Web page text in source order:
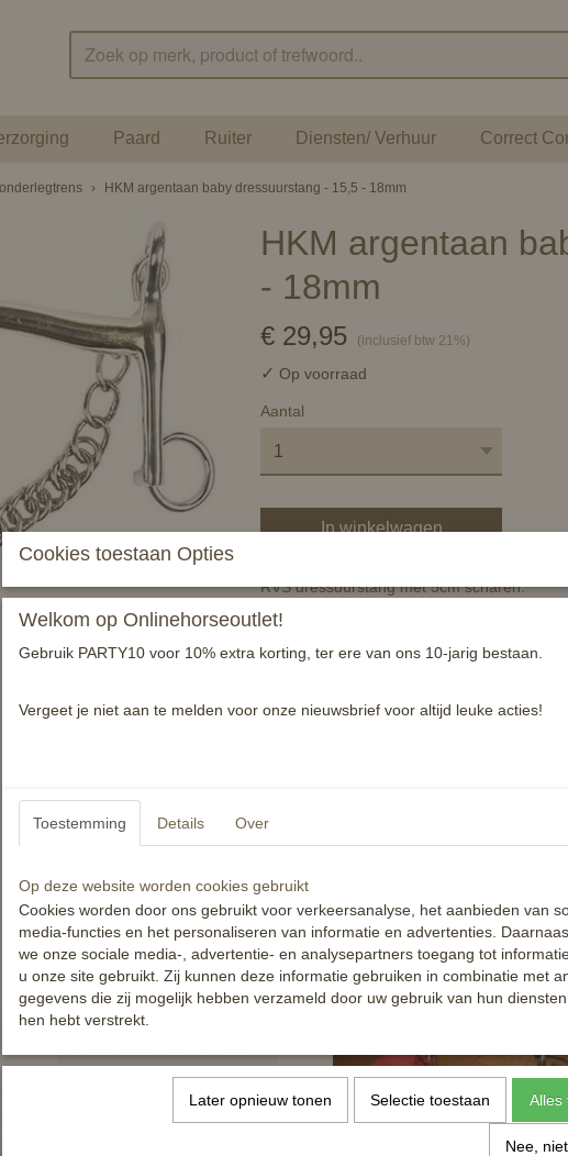
Paard Ruiter Diensten/ Verhuur Correct
› HKM argentaan baby dressuurstang - 15,5 - 18mm
HKM argentaan
- 18mm
€ 29,95 (inclusief btw 21%)
✓ Op voorraad
Aantal
In winkelwagen
RVS dressuurstang met 5cm scharen.
Totale lengte van schaar:10cm
Productcode
Cookies toestaan Opties
Welkom op Onlinehorseoutlet!
Gebruik PARTY10 voor 10% extra korting, ter ere van ons 10-jarig bestaan.
Vergeet je niet aan te melden voor onze nieuwsbrief voor altijd leuke acties!
Toestemming Details Over
Op deze website worden cookies gebruikt
Cookies worden door ons gebruikt voor verkeersanalyse, het aanbieden van
media-functies en het personaliseren van informatie en advertenties.
we onze sociale media-, advertentie- en analysepartners toegang tot
u onze site gebruikt. Zij kunnen deze informatie gebruiken in combinatie met
gegevens die zij mogelijk hebben verzameld door uw gebruik van hun
hen hebt verstrekt.
Later opnieuw tonen Selectie toestaan Alles
Nee,